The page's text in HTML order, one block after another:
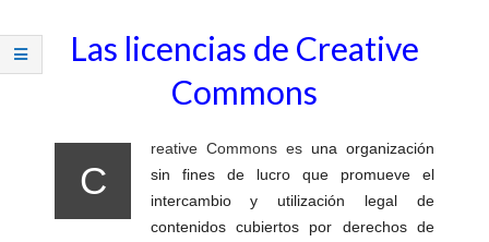
Las licencias de Creative
Commons
C
reative Commons es una organización
sin fines de lucro que promueve el
intercambio y utilización legal de
contenidos cubiertos por derechos de